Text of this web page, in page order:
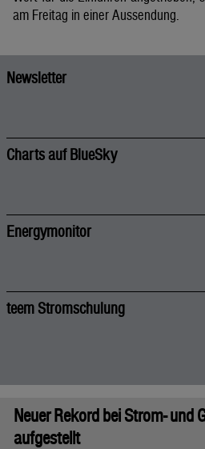
am Freitag in einer Aussendung.
Newsletter
Charts auf BlueSky
Energymonitor
teem Stromschulung
Neuer Rekord bei Strom- und
aufgestellt